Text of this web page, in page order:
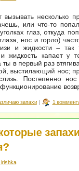
несколько
или что-то
глаз, откуда
нос и горло)
и жидкости – так
жидкость капает у
ты в первый раз
выстилающий нос;
Постепенно
запахи| 1
Irishka